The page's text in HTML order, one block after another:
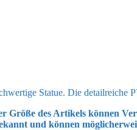
Statue. Die detailreiche
des Artikels können
und können